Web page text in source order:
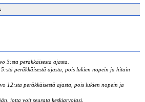
3:sta peräkkäisestä ajasta.
peräkkäisestä ajasta, pois lukien nopein ja hitain
12:sta peräkkäisestä ajasta, pois lukien nopein ja
jotta voit seurata keskiarvojasi.